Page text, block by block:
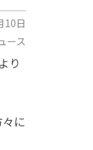
10日
ース
り
に